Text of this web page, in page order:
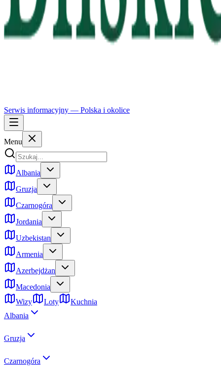
Serwis informacyjny — Polska i okolice
Menu
Albania
Gruzja
Czarnogóra
Jordania
Uzbekistan
Armenia
Azerbejdżan
Macedonia
Wizy
Loty
Kuchnia
Albania
Gruzja
Czarnogóra